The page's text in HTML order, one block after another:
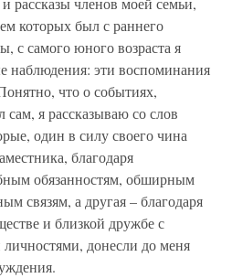
которых был с раннего
с самого юного возраста я
наблюдения: эти воспоминания
что о событиях,
сам, я рассказываю со слов
один в силу своего чина
благодаря
обязанностям, обширным
связям, а другая – благодаря
и близкой дружбе с
донесли до меня